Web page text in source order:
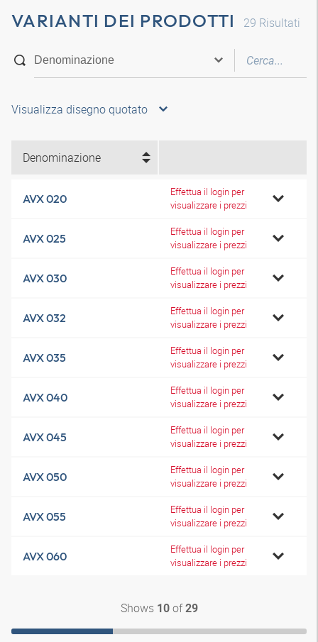
VARIANTI DEI PRODOTTI 29 Risultati
Visualizza disegno quotato
Denominazione
AVX 020
Effettua il login per
visualizzare i prezzi
AVX 025
Effettua il login per
visualizzare i prezzi
AVX 030
Effettua il login per
visualizzare i prezzi
AVX 032
Effettua il login per
visualizzare i prezzi
AVX 035
Effettua il login per
visualizzare i prezzi
AVX 040
Effettua il login per
visualizzare i prezzi
AVX 045
Effettua il login per
visualizzare i prezzi
AVX 050
Effettua il login per
visualizzare i prezzi
AVX 055
Effettua il login per
visualizzare i prezzi
AVX 060
Effettua il login per
visualizzare i prezzi
Shows 10of29